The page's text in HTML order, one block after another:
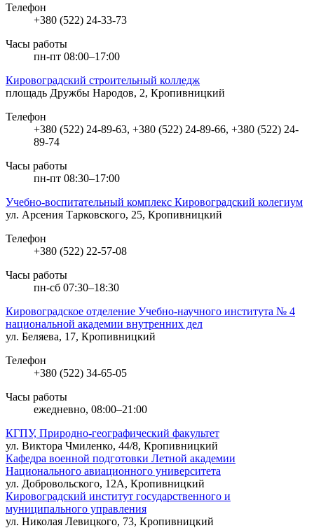
Телефон
+380 (522) 24-33-73
Часы работы
пн-пт 08:00–17:00
Кировоградский строительный колледж
площадь Дружбы Народов, 2, Кропивницкий
Телефон
+380 (522) 24-89-63, +380 (522) 24-89-66, +380 (522) 24-
89-74
Часы работы
пн-пт 08:30–17:00
Учебно-воспитательный комплекс Кировоградский колегиум
ул. Арсения Тарковского, 25, Кропивницкий
Телефон
+380 (522) 22-57-08
Часы работы
пн-сб 07:30–18:30
Кировоградское отделение Учебно-научного института № 4
национальной академии внутренних дел
ул. Беляева, 17, Кропивницкий
Телефон
+380 (522) 34-65-05
Часы работы
ежедневно, 08:00–21:00
КГПУ, Природно-географический факультет
ул. Виктора Чмиленко, 44/8, Кропивницкий
Кафедра военной подготовки Летной академии
Национального авиационного университета
ул. Добровольского, 12А, Кропивницкий
Кировоградский институт государственного и
муниципального управления
ул. Николая Левицкого, 73, Кропивницкий